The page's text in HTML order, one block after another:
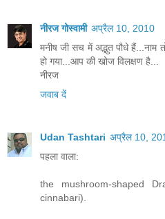
नीरज गोस्वामी अप्रैल 10, 2010
मनीष जी सच में अद्भुत पौधे हैं...नाम
हो गया...आप की खोज विलक्षण है...
नीरज
जवाब दें
Udan Tashtari अप्रैल 10,
पहला वाला:
the mushroom-shaped
cinnabari).